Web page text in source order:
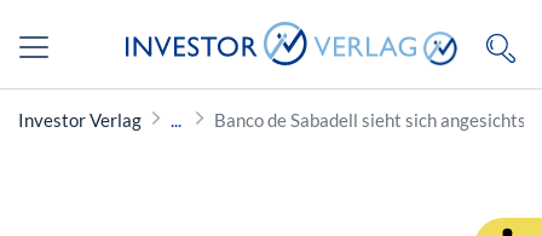
Investor Verlag Banco de Sabadell sieht sich